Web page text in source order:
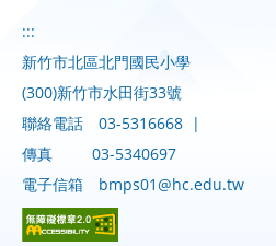
:::
新竹市北區北門國民小學
(300)新竹市水田街33號
聯絡電話
03-5316668 |
傳真
03-5340697
電子信箱
bmps01@hc.edu.tw